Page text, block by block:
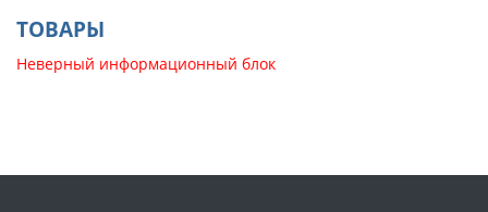
ТОВАРЫ
Неверный информационный блок